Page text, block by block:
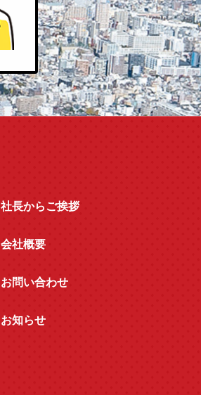
社長からご挨拶
会社概要
お問い合わせ
お知らせ